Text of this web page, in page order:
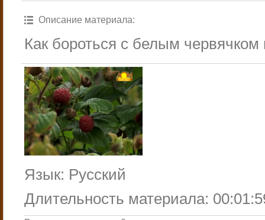
Описание материала:
Как бороться с белым
Язык: Русский
Длительность материала: